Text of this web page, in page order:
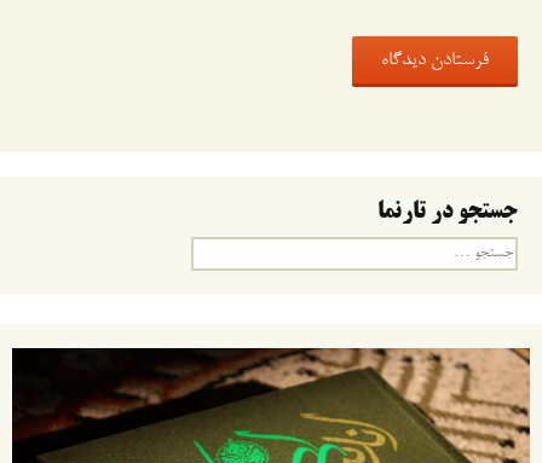
جستجو در تارنما
جستجو